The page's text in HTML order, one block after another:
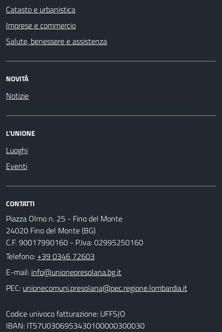
Catasto e urbanistica
Imprese e commercio
Salute, benessere e assistenza
NOVITÀ
Notizie
L'UNIONE
Luoghi
Eventi
CONTATTI
Piazza Olmo n. 25 - Fino del Monte
24020 Fino del Monte (BG)
C.F. 90017990160 - P.Iva: 02995250160
Telefono: +39 0346 72603
E-mail:
PEC:
Codice univoco fatturazione: UFFSJO
IBAN: IT57U0306953430100000300030